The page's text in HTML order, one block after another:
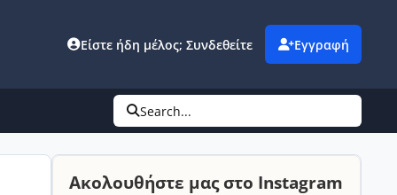
Είστε ήδη μέλος; Συνδεθείτε Εγγραφή
Search...
Ακολουθήστε μας στο Instagram